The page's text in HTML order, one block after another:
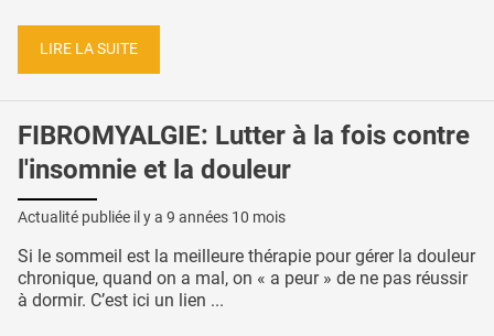
LIRE LA SUITE
FIBROMYALGIE: Lutter à la fois contre
l'insomnie et la douleur
Actualité publiée il y a 9 années 10 mois
Si le sommeil est la meilleure thérapie pour gérer la douleur
chronique, quand on a mal, on « a peur » de ne pas réussir
à dormir. C’est ici un lien ...